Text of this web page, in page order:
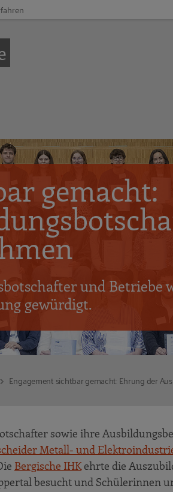
gemacht:
und Betriebe
gewürdigt.
Engagement sichtbar gemacht: Ehrung der
sowie ihre
Metall- und
Bergische IHKehrte die
besucht und Schülerinnen